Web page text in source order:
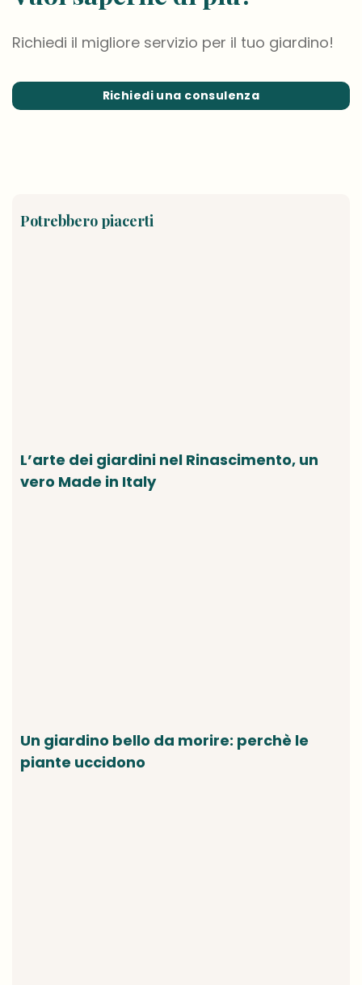
Richiedi il migliore servizio per il tuo giardino!
Richiedi una consulenza
Potrebbero piacerti
L’arte dei giardini nel Rinascimento, un
vero Made in Italy
Un giardino bello da morire: perchè le
piante uccidono